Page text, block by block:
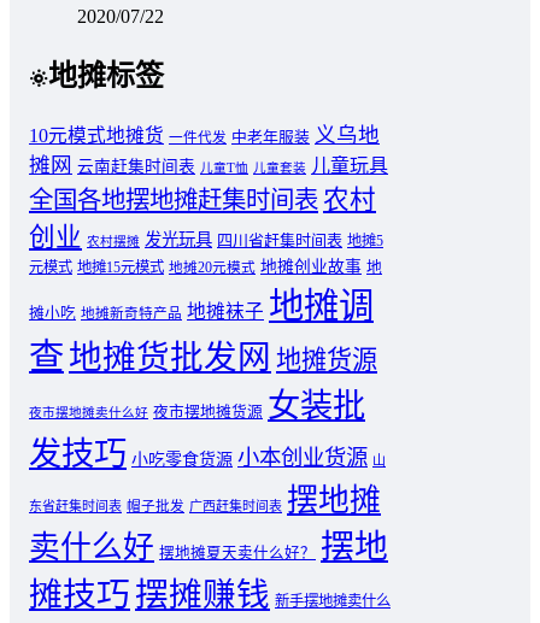
2020/07/22
地摊标签
10元模式地摊货 一件代发 中老年服装 义乌地
摊网 云南赶集时间表 儿童T恤 儿童套装 儿童玩具
全国各地摆地摊赶集时间表 农村
创业 农村摆摊 发光玩具 四川省赶集时间表 地摊5
元模式 地摊15元模式 地摊20元模式 地摊创业故事 地
摊小吃 地摊新奇特产品 地摊袜子 地摊调
查地摊货批发网 地摊货源
夜市摆地摊卖什么好 夜市摆地摊货源 女装批
发技巧 小吃零食货源 小本创业货源 山
东省赶集时间表 帽子批发 广西赶集时间表 摆地摊
卖什么好 摆地摊夏天卖什么好？
摆地
摊技巧摆摊赚钱 新手摆地摊卖什么